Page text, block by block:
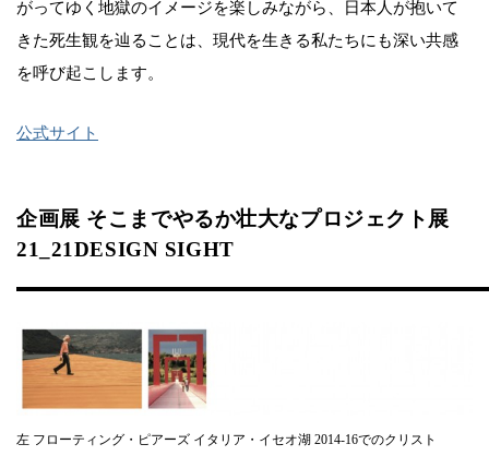
がってゆく地獄のイメージを楽しみながら、日本人が抱いて
きた死生観を辿ることは、現代を生きる私たちにも深い共感
を呼び起こします。
公式サイト
企画展 そこまでやるか壮大なプロジェクト展
21_21DESIGN SIGHT
左 フローティング・ピアーズ イタリア・イセオ湖 2014-16でのクリスト